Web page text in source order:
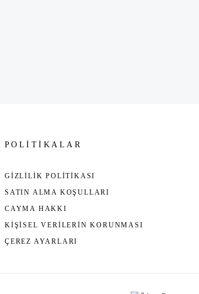
POLİTİKALAR
GİZLİLİK POLİTİKASI
SATIN ALMA KOŞULLARI
CAYMA HAKKI
KİŞİSEL VERİLERİN KORUNMASI
ÇEREZ AYARLARI